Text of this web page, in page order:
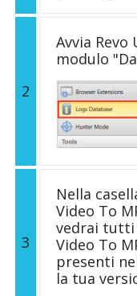
2
Avvia
modulo
3
Nella
Video To
vedrai tutti
Video To
presenti
la tua